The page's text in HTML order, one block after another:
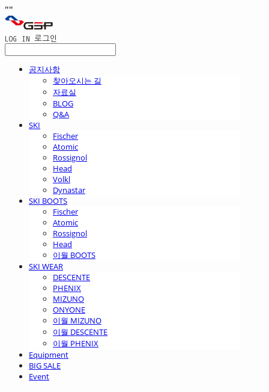
""
LOG IN 로그인
공지사항
찾아오시는 길
자료실
BLOG
Q&A
SKI
Fischer
Atomic
Rossignol
Head
Volkl
Dynastar
SKI BOOTS
Fischer
Atomic
Rossignol
Head
이월 BOOTS
SKI WEAR
DESCENTE
PHENIX
MIZUNO
ONYONE
이월 MIZUNO
이월 DESCENTE
이월 PHENIX
Equipment
BIG SALE
Event